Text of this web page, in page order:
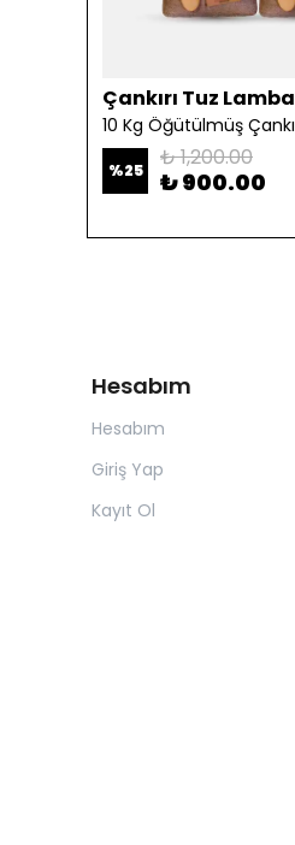
Çankırı Tuz Lamba
%25 ₺ 1,200.00
₺ 900.00
Hesabım
Hesabım
Giriş Yap
Kayıt Ol